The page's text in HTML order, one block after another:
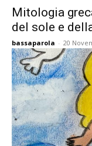
Mitologia
del sole e
bassaparola - 20